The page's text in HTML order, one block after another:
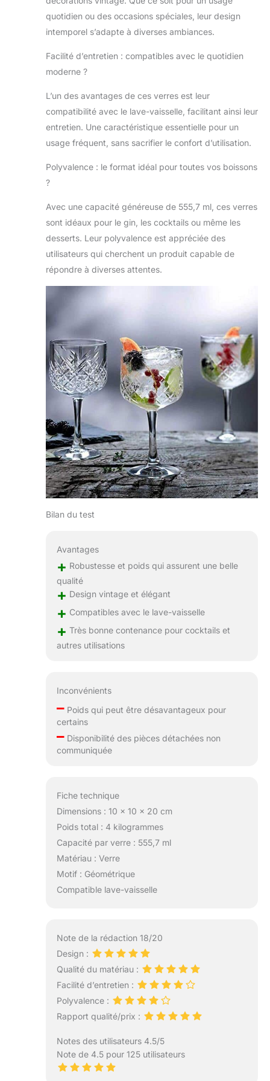
quotidien ou des occasions spéciales, leur design
intemporel s’adapte à diverses ambiances.
Facilité d’entretien : compatibles avec le quotidien
moderne ?
L’un des avantages de ces verres est leur
compatibilité avec le lave-vaisselle, facilitant ainsi leur
entretien. Une caractéristique essentielle pour un
usage fréquent, sans sacrifier le confort d’utilisation.
Polyvalence : le format idéal pour toutes vos boissons
?
Avec une capacité généreuse de 555,7 ml, ces verres
sont idéaux pour le gin, les cocktails ou même les
desserts. Leur polyvalence est appréciée des
utilisateurs qui cherchent un produit capable de
répondre à diverses attentes.
Bilan du test
Avantages
+ Robustesse et poids qui assurent une belle
qualité
+ Design vintage et élégant
+ Compatibles avec le lave-vaisselle
+ Très bonne contenance pour cocktails et
autres utilisations
Inconvénients
–Poids qui peut être désavantageux pour
certains
–Disponibilité des pièces détachées non
communiquée
Fiche technique
Dimensions : 10 x 10 x 20 cm
Poids total : 4 kilogrammes
Capacité par verre : 555,7 ml
Matériau : Verre
Motif : Géométrique
Compatible lave-vaisselle
Note de la rédaction 18/20
Design :
Qualité du matériau :
Facilité d’entretien :
Polyvalence :
Rapport qualité/prix :
Notes des utilisateurs 4.5/5
Note de 4.5 pour 125 utilisateurs